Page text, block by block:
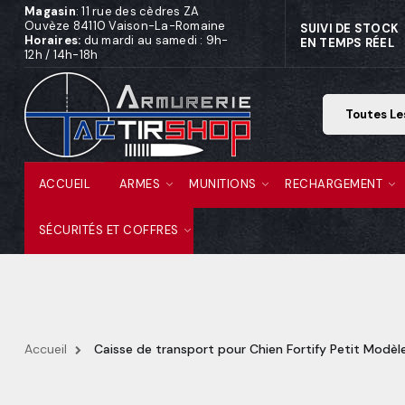
Magasin: 11 rue des cèdres ZA
Ouvèze 84110 Vaison-La-Romaine
Horaires: du mardi au samedi : 9h-
12h / 14h-18h
SUIVI DE STOCK
EN TEMPS RÉEL
ACCUEIL ARMES MUNITIONS RECHARGEMENT
SÉCURITÉS ET COFFRES
Accueil Caisse de transport pour Chien Fortify Petit